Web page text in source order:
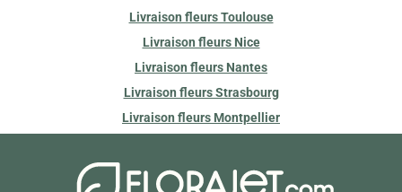
Livraison fleurs Toulouse
Livraison fleurs Nice
Livraison fleurs Nantes
Livraison fleurs Strasbourg
Livraison fleurs Montpellier